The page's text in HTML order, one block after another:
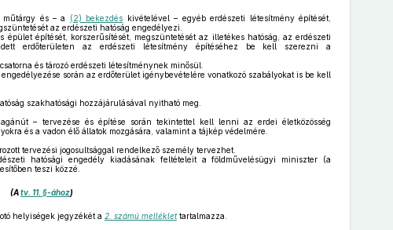
műtárgy és – a (2) bekezdés kivételével – egyéb erdészeti létesítmény építését,
az erdészeti hatóság engedélyezi.
építését, korszerűsítését, megszüntetését az illetékes hatóság, az erdészeti
erdőterületen az erdészeti létesítmény építéséhez be kell szerezni a
és tározó erdészeti létesítménynek minősül.
során az erdőterület igénybevételére vonatkozó szabályokat is be kell
szakhatósági hozzájárulásával nyitható meg.
– tervezése és építése során tekintettel kell lenni az erdei életközösség
és a vadon élő állatok mozgására, valamint a tájkép védelmére.
tervezési jogosultsággal rendelkező személy tervezhet.
hatósági engedély kiadásának feltételeit a földművelésügyi miniszter (a
teszi közzé.
(Atv. 11. §-ához)
helyiségek jegyzékét a 2. számú melléklettartalmazza.